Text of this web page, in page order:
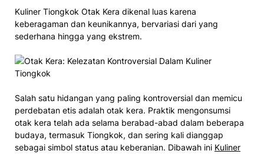
Kuliner Tiongkok Otak Kera dikenal luas karena
keberagaman dan keunikannya, bervariasi dari yang
sederhana hingga yang ekstrem.
Salah satu hidangan yang paling kontroversial dan memicu
perdebatan etis adalah otak kera. Praktik mengonsumsi
otak kera telah ada selama berabad-abad dalam beberapa
budaya, termasuk Tiongkok, dan sering kali dianggap
sebagai simbol status atau keberanian. Dibawah ini Kuliner